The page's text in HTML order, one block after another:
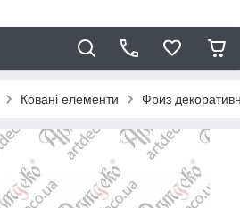
Ковані елементи Фриз